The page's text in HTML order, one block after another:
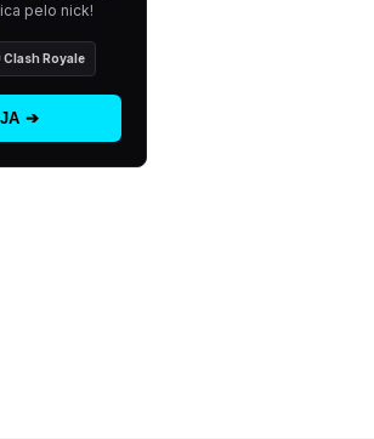
pelo nick!
Clash Royale
➔